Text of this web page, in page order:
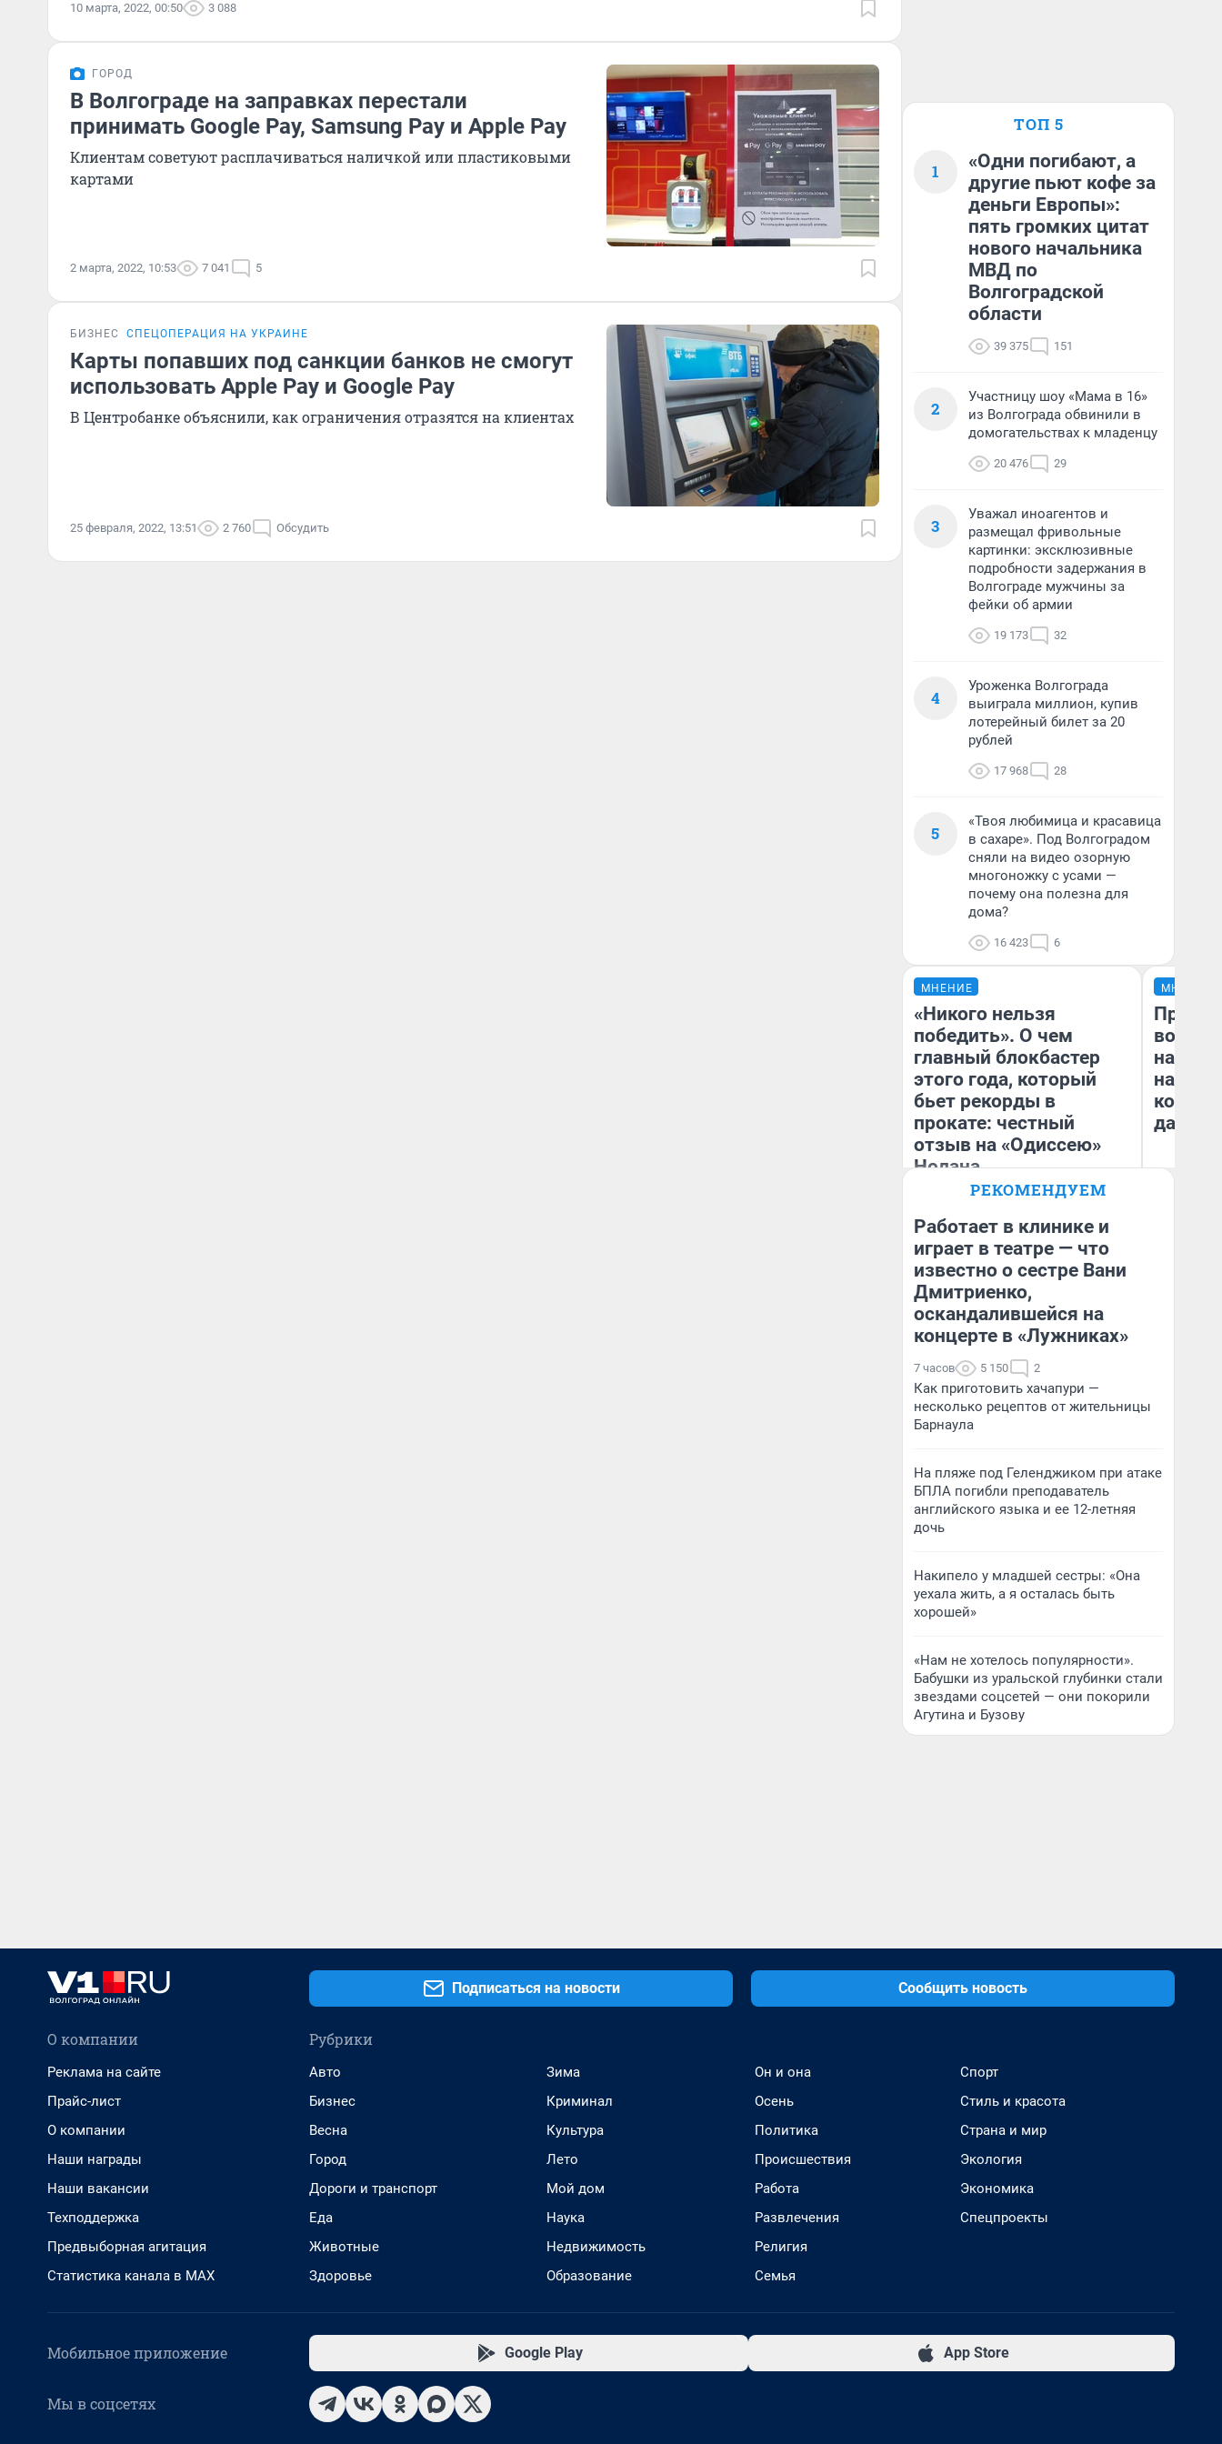
10 марта, 2022, 00:50 3 088
ГОРОД
В Волгограде на заправках перестали
принимать Google Pay, Samsung Pay и Apple Pay
Клиентам советуют расплачиваться наличкой или пластиковыми
картами
2 марта, 2022, 10:53 7 041 5
БИЗНЕС СПЕЦОПЕРАЦИЯ НА УКРАИНЕ
Карты попавших под санкции банков не смогут
использовать Apple Pay и Google Pay
В Центробанке объяснили, как ограничения отразятся на клиентах
25 февраля, 2022, 13:51 2 760 Обсудить
ТОП 5
1
«Одни погибают, а
другие пьют кофе за
деньги Европы»:
пять громких цитат
нового начальника
МВД по
Волгоградской
области
39 375 151
2
Участницу шоу «Мама в 16»
из Волгограда обвинили в
домогательствах к младенцу
20 476 29
3
Уважал иноагентов и
размещал фривольные
картинки: эксклюзивные
подробности задержания в
Волгограде мужчины за
фейки об армии
19 173 32
4
Уроженка Волгограда
выиграла миллион, купив
лотерейный билет за 20
рублей
17 968 28
5
«Твоя любимица и красавица
в сахаре». Под Волгоградом
сняли на видео озорную
многоножку с усами —
почему она полезна для
дома?
16 423 6
МНЕНИЕ
«Никого нельзя
победить». О чем
главный блокбастер
этого года, который
бьет рекорды в
прокате: честный
отзыв на «Одиссею»
Нолана
Стас Соколов
МНЕНИЕ
нам
даже
РЕКОМЕНДУЕМ
Работает в клинике и
играет в театре — что
известно о сестре Вани
Дмитриенко,
оскандалившейся на
концерте в «Лужниках»
7 часов 5 150 2
Как приготовить хачапури —
несколько рецептов от жительницы
Барнаула
На пляже под Геленджиком при атаке
БПЛА погибли преподаватель
английского языка и ее 12-летняя
дочь
Накипело у младшей сестры: «Она
уехала жить, а я осталась быть
хорошей»
«Нам не хотелось популярности».
Бабушки из уральской глубинки стали
звездами соцсетей — они покорили
Агутина и Бузову
Подписаться на новости Сообщить новость
О компании
Реклама на сайте
Прайс-лист
О компании
Наши награды
Наши вакансии
Техподдержка
Предвыборная агитация
Статистика канала в MAX
Рубрики
Авто
Бизнес
Весна
Город
Дороги и транспорт
Еда
Животные
Здоровье
Зима
Криминал
Культура
Лето
Мой дом
Наука
Недвижимость
Образование
Он и она
Осень
Политика
Происшествия
Работа
Развлечения
Религия
Семья
Спорт
Стиль и красота
Страна и мир
Экология
Экономика
Спецпроекты
Мобильное приложение Google Play App Store
Мы в соцсетях